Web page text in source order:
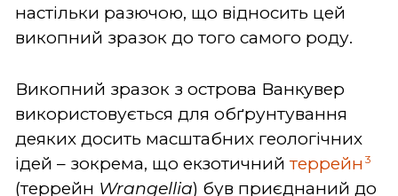
настільки разючою, що відносить цей
викопний зразок до того самого роду.
Викопний зразок з острова Ванкувер
використовується для обґрунтування
деяких досить масштабних геологічних
ідей – зокрема, що екзотичний террейн 3
(террейн Wrangellia) був приєднаний до